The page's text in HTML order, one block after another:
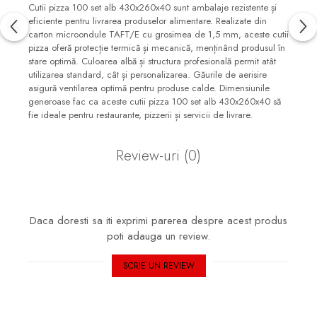
Cutii pizza 100 set alb 430x260x40 sunt ambalaje rezistente și
eficiente pentru livrarea produselor alimentare. Realizate din
carton microondule TAFT/E cu grosimea de 1,5 mm, aceste cutii
pizza oferă protecție termică și mecanică, menținând produsul în
stare optimă. Culoarea albă și structura profesională permit atât
utilizarea standard, cât și personalizarea. Găurile de aerisire
asigură ventilarea optimă pentru produse calde. Dimensiunile
generoase fac ca aceste cutii pizza 100 set alb 430x260x40 să
fie ideale pentru restaurante, pizzerii și servicii de livrare.
Review-uri (0)
Daca doresti sa iti exprimi parerea despre acest produs
poti adauga un review.
SCRIE UN REVIEW